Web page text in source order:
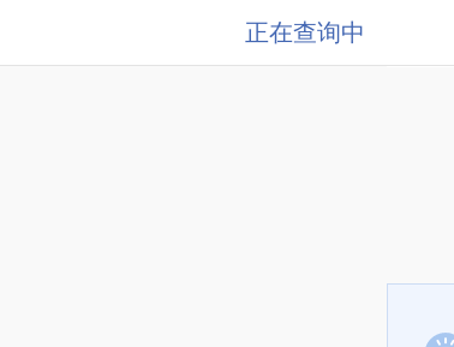
正在查询中